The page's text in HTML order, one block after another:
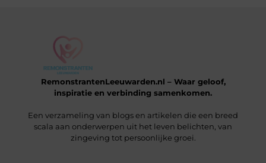
RemonstrantenLeeuwarden.nl – Waar geloof,
inspiratie en verbinding samenkomen.
Een verzameling van blogs en artikelen die een breed
scala aan onderwerpen uit het leven belichten, van
zingeving tot persoonlijke groei.